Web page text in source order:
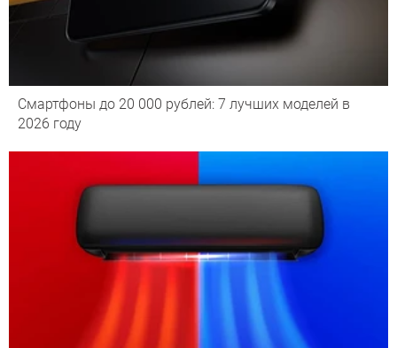
Смартфоны до 20 000 рублей: 7 лучших моделей в
2026 году